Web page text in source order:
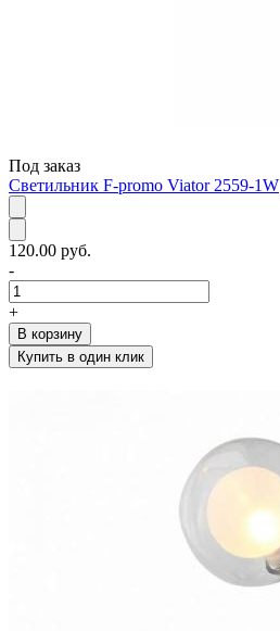
Под заказ
Светильник F-promo Viator 2559-1W
120.00 руб.
-
+
В корзину
Купить в один клик